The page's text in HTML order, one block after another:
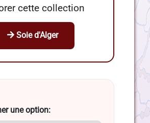
cette collection
Soie d'Alger
une option: